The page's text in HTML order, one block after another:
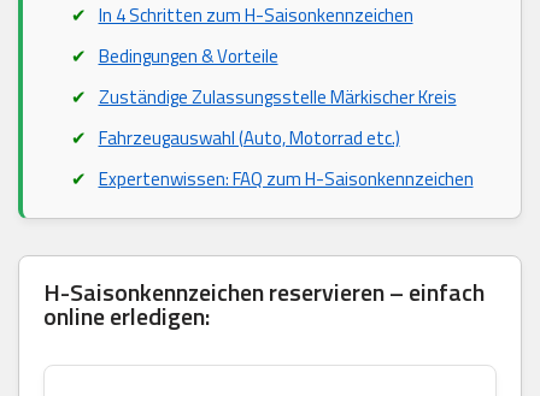
In 4 Schritten zum H-Saisonkennzeichen
Bedingungen & Vorteile
Zuständige Zulassungsstelle Märkischer Kreis
Fahrzeugauswahl (Auto, Motorrad etc.)
Expertenwissen: FAQ zum H-Saisonkennzeichen
H-Saisonkennzeichen reservieren – einfach
online erledigen: